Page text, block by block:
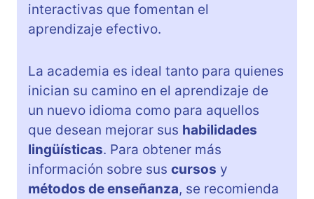
interactivas que fomentan el
aprendizaje efectivo.
La academia es ideal tanto para quienes
inician su camino en el aprendizaje de
un nuevo idioma como para aquellos
que desean mejorar sus habilidades
lingüísticas. Para obtener más
información sobre sus cursos y
métodos de enseñanza, se recomienda